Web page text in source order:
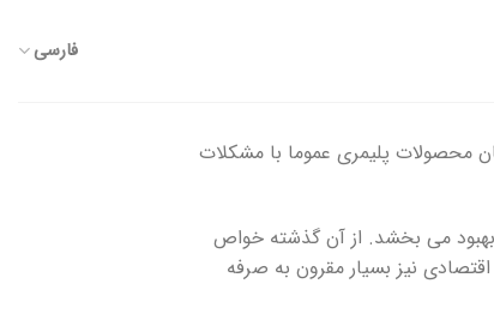
فارسی
محصولات پلیمری عموما با مشکلات
بهبود می بخشد. از آن گذشته خواص
نیز بسیار مقرون به صرفه